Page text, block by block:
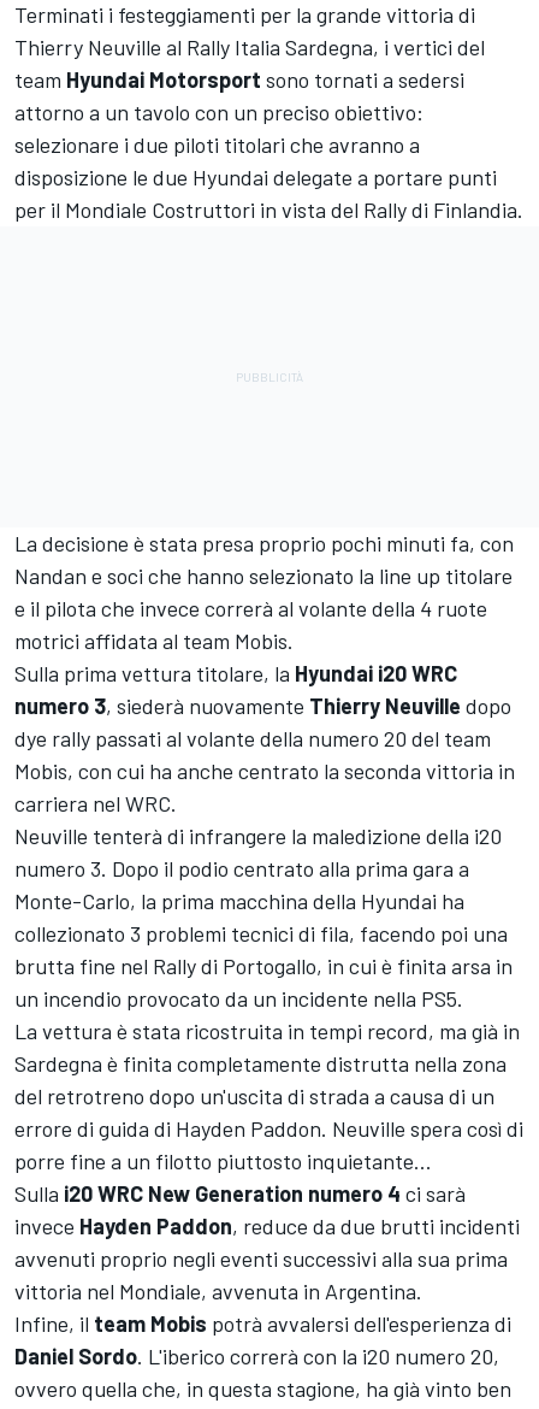
Terminati i festeggiamenti per la grande vittoria di
Thierry Neuville al Rally Italia Sardegna, i vertici del
team Hyundai Motorsport sono tornati a sedersi
attorno a un tavolo con un preciso obiettivo:
selezionare i due piloti titolari che avranno a
disposizione le due Hyundai delegate a portare punti
per il Mondiale Costruttori in vista del Rally di Finlandia.
La decisione è stata presa proprio pochi minuti fa, con
Nandan e soci che hanno selezionato la line up titolare
e il pilota che invece correrà al volante della 4 ruote
motrici affidata al team Mobis.
Sulla prima vettura titolare, la Hyundai i20 WRC
numero 3, siederà nuovamente Thierry Neuville dopo
dye rally passati al volante della numero 20 del team
Mobis, con cui ha anche centrato la seconda vittoria in
carriera nel WRC.
Neuville tenterà di infrangere la maledizione della i20
numero 3. Dopo il podio centrato alla prima gara a
Monte-Carlo, la prima macchina della Hyundai ha
collezionato 3 problemi tecnici di fila, facendo poi una
brutta fine nel Rally di Portogallo, in cui è finita arsa in
un incendio provocato da un incidente nella PS5.
La vettura è stata ricostruita in tempi record, ma già in
Sardegna è finita completamente distrutta nella zona
del retrotreno dopo un'uscita di strada a causa di un
errore di guida di Hayden Paddon. Neuville spera così di
porre fine a un filotto piuttosto inquietante...
Sulla i20 WRC New Generation numero 4 ci sarà
invece Hayden Paddon, reduce da due brutti incidenti
avvenuti proprio negli eventi successivi alla sua prima
vittoria nel Mondiale, avvenuta in Argentina.
Infine, il team Mobis potrà avvalersi dell'esperienza di
Daniel Sordo. L'iberico correrà con la i20 numero 20,
ovvero quella che, in questa stagione, ha già vinto ben